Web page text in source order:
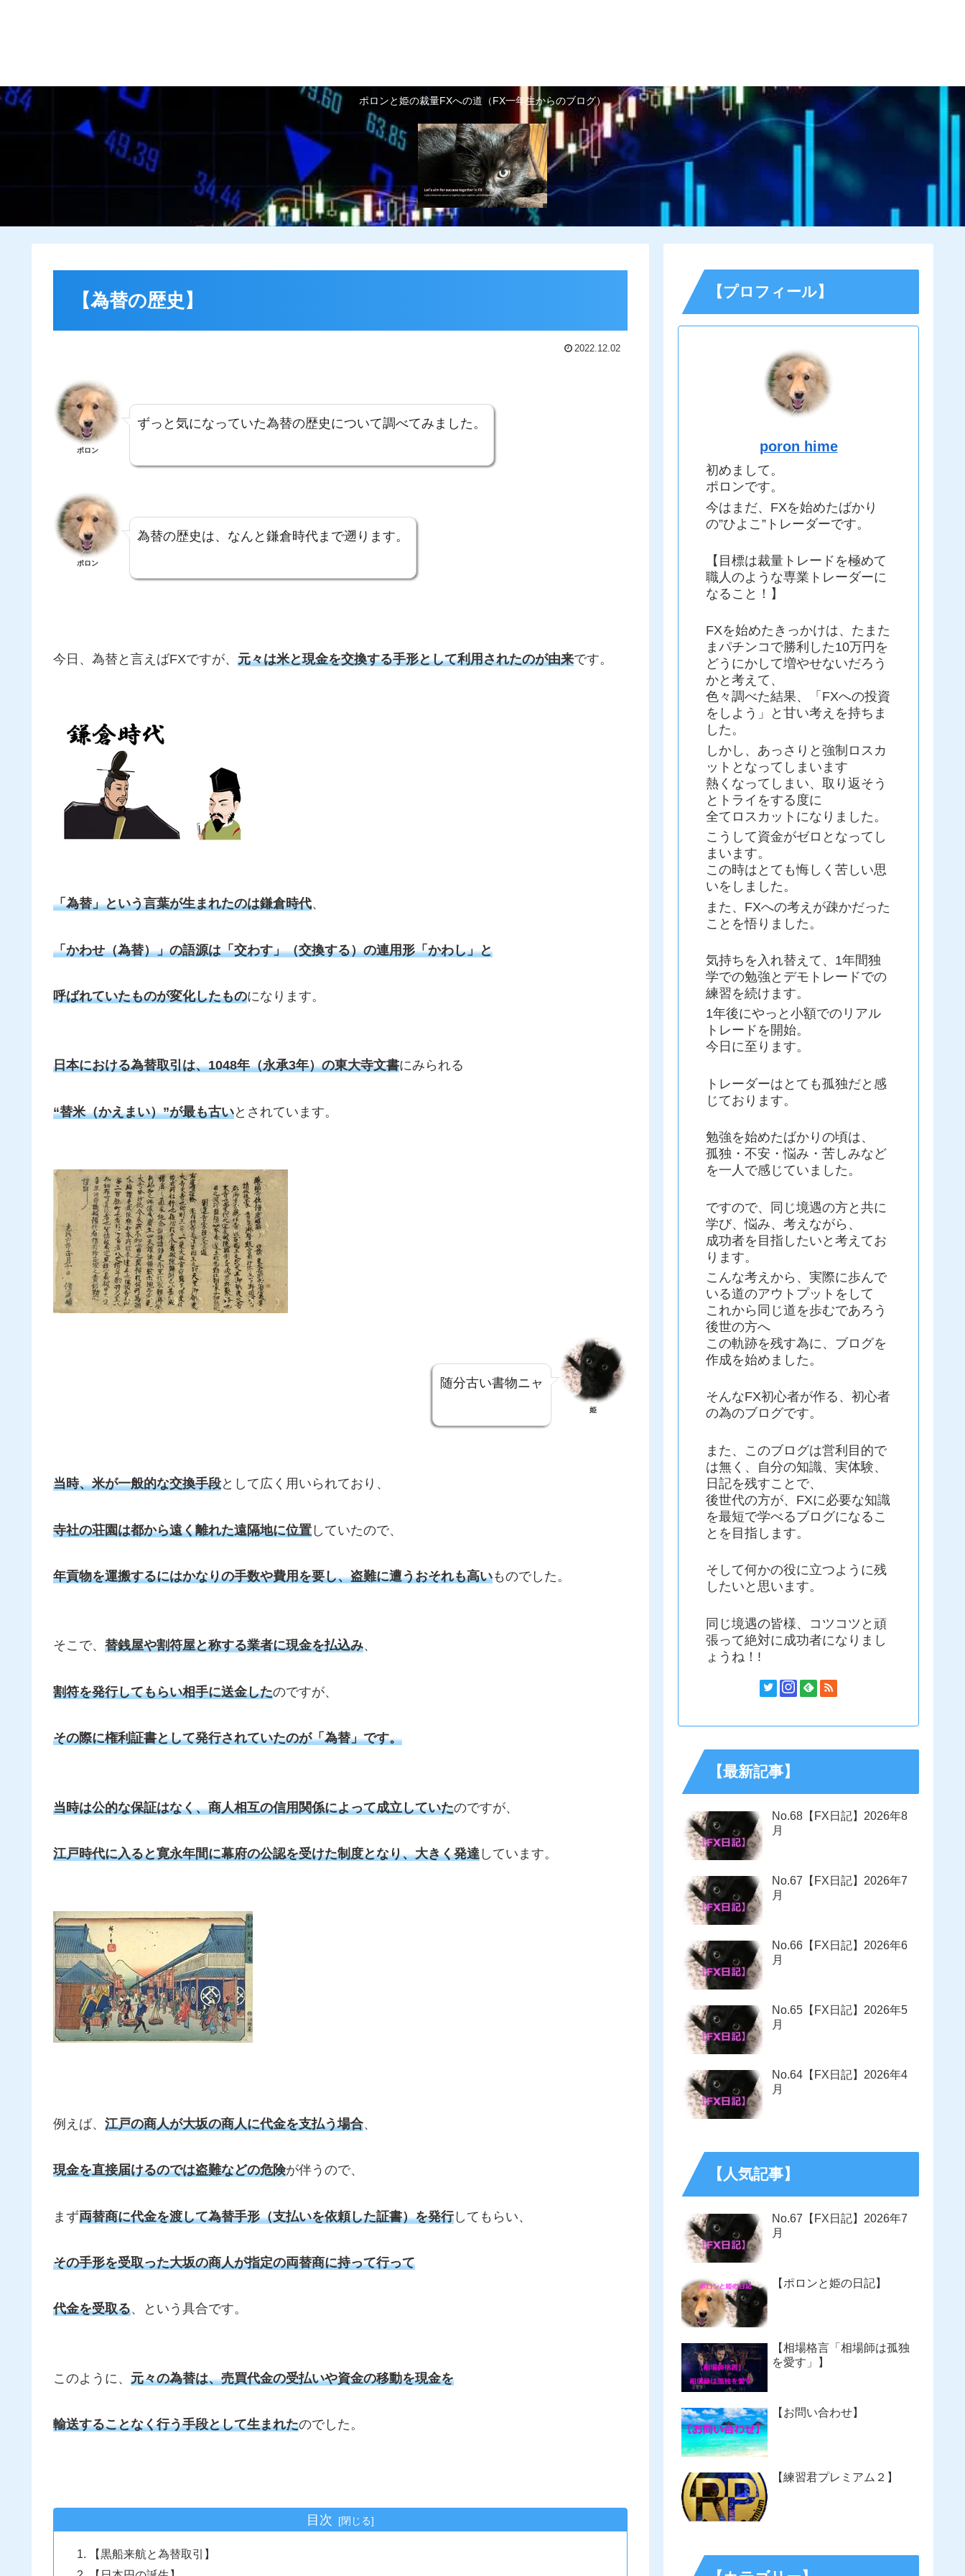
ポロンと姫の裁量FXへの道（FX一年生からのブログ）
ーダーさん紹介
【為替の歴史】
2022.12.02
ポロン
ずっと気になっていた為替の歴史について調べてみました。
ポロン
為替の歴史は、なんと鎌倉時代まで遡ります。
今日、為替と言えばFXですが、 元々は米と現金を交換する手形として利用されたのが由来です。
「為替」という言葉が生まれたのは鎌倉時代、
「かわせ（為替）」の語源は「交わす」（交換する）の連用形「かわし」と
呼ばれていたものが変化したものになります。
日本における為替取引は、1048年（永承3年）の東大寺文書にみられる
“替米（かえまい）”が最も古いとされています。
随分古い書物ニャ
姫
当時、米が一般的な交換手段として広く用いられており、
寺社の荘園は都から遠く離れた遠隔地に位置 していたので、
年貢物を運搬するにはかなりの手数や費用を要し、盗難に遭うおそれも高いものでした。
そこで、 替銭屋や割符屋と称する業者に現金を払込み、
割符を発行してもらい相手に送金したのですが、
その際に権利証書として発行されていたのが「為替」です。
当時は公的な保証はなく、商人相互の信用関係によって成立していたのですが、
江戸時代に入ると寛永年間に幕府の公認を受けた制度となり、大きく発達 しています。
例えば、 江戸の商人が大坂の商人に代金を支払う場合、
現金を直接届けるのでは盗難などの危険が伴うので、
まず両替商に代金を渡して為替手形（支払いを依頼した証書）を発行してもらい、
その手形を受取った大坂の商人が指定の両替商に持って行って
代金を受取る、という具合です。
このように、 元々の為替は、売買代金の受払いや資金の移動を現金を
輸送することなく行う手段として生まれたのでした。
目次
【黒船来航と為替取引】
【プロフィール】
poron hime
初めまして。
ポロンです。
今はまだ、FXを始めたばかり
の”ひよこ”トレーダーです。
【目標は裁量トレードを極めて
職人のような専業トレーダーに
なること！】
FXを始めたきっかけは、たまた
まパチンコで勝利した10万円を
どうにかして増やせないだろう
かと考えて、
色々調べた結果、「FXへの投資
をしよう」と甘い考えを持ちま
した。
しかし、あっさりと強制ロスカ
ットとなってしまいます
熱くなってしまい、取り返そう
とトライをする度に
全てロスカットになりました。
こうして資金がゼロとなってし
まいます。
この時はとても悔しく苦しい思
いをしました。
また、FXへの考えが疎かだった
ことを悟りました。
気持ちを入れ替えて、1年間独
学での勉強とデモトレードでの
練習を続けます。
1年後にやっと小額でのリアル
トレードを開始。
今日に至ります。
トレーダーはとても孤独だと感
じております。
勉強を始めたばかりの頃は、
孤独・不安・悩み・苦しみなど
を一人で感じていました。
ですので、同じ境遇の方と共に
学び、悩み、考えながら、
成功者を目指したいと考えてお
ります。
こんな考えから、実際に歩んで
いる道のアウトプットをして
これから同じ道を歩むであろう
後世の方へ
この軌跡を残す為に、ブログを
作成を始めました。
そんなFX初心者が作る、初心者
の為のブログです。
また、このブログは営利目的で
は無く、自分の知識、実体験、
日記を残すことで、
後世代の方が、FXに必要な知識
を最短で学べるブログになるこ
とを目指します。
そして何かの役に立つように残
したいと思います。
同じ境遇の皆様、コツコツと頑
張って絶対に成功者になりまし
ょうね！!
【最新記事】
No.68【FX日記】2026年8
月
No.67【FX日記】2026年7
月
No.66【FX日記】2026年6
月
No.65【FX日記】2026年5
月
No.64【FX日記】2026年4
月
【人気記事】
No.67【FX日記】2026年7
月
【ポロンと姫の日記】
【相場格言「相場師は孤独
を愛す」】
【お問い合わせ】
【練習君プレミアム２】